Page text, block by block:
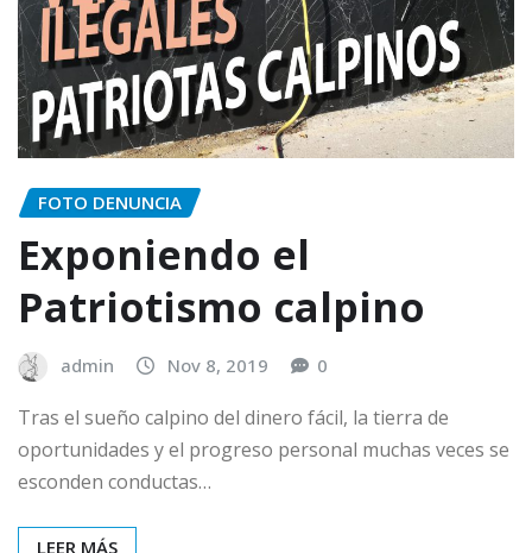
FOTO DENUNCIA
Exponiendo el
Patriotismo calpino
admin Nov 8, 2019 0
Tras el sueño calpino del dinero fácil, la tierra de
oportunidades y el progreso personal muchas veces se
esconden conductas…
LEER MÁS